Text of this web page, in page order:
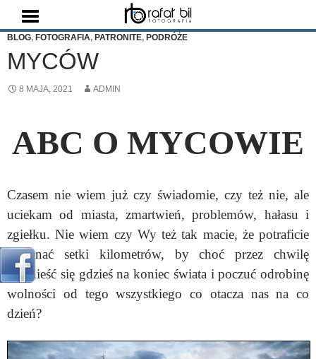
BLOG, FOTOGRAFIA, PATRONITE, PODRÓŻE
MYCÓW
8 MAJA, 2021 ADMIN
ABC O MYCOWIE
Czasem nie wiem już czy świadomie, czy też nie, ale
uciekam od miasta, zmartwień, problemów, hałasu i
zgiełku. Nie wiem czy Wy też tak macie, że potraficie
pokonać setki kilometrów, by choć przez chwilę
przenieść się gdzieś na koniec świata i poczuć odrobinę
wolności od tego wszystkiego co otacza nas na co
dzień?